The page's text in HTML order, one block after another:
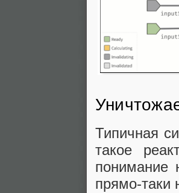
Типичная
такое
понимание
прямо-таки